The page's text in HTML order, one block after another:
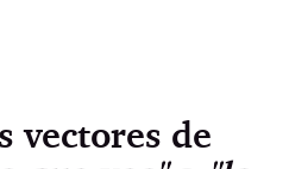
vectores de